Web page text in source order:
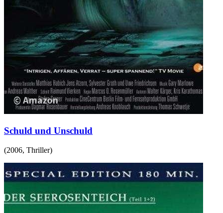
Schuld und Unschuld
(2006, Thriller)